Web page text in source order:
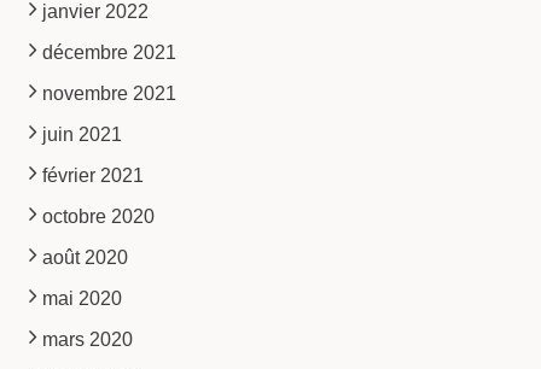
janvier 2022
décembre 2021
novembre 2021
juin 2021
février 2021
octobre 2020
août 2020
mai 2020
mars 2020